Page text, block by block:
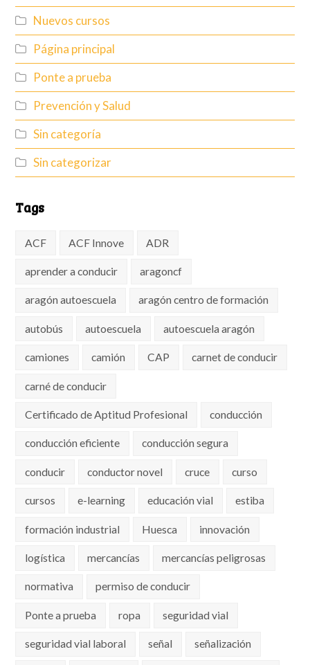
Nuevos cursos
Página principal
Ponte a prueba
Prevención y Salud
Sin categoría
Sin categorizar
Tags
ACF ACF Innove ADR
aprender a conducir aragoncf
aragón autoescuela aragón centro de formación
autobús autoescuela autoescuela aragón
camiones camión CAP carnet de conducir
carné de conducir
Certificado de Aptitud Profesional conducción
conducción eficiente conducción segura
conducir conductor novel cruce curso
cursos e-learning educación vial estiba
formación industrial Huesca innovación
logística mercancías mercancías peligrosas
normativa permiso de conducir
Ponte a prueba ropa seguridad vial
seguridad vial laboral señal señalización